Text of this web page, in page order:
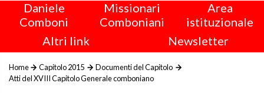
Daniele
Comboni
Missionari
Comboniani
Area
istituzionale
Altri link
Newsletter
Home Capitolo 2015
Documenti del Capitolo
Atti del XVIII Capitolo Generale comboniano